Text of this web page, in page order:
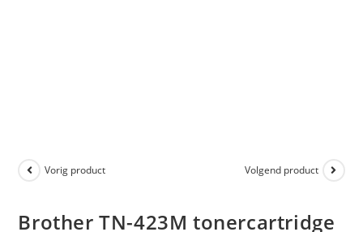
Vorig product Volgend product
Brother TN-423M tonercartridge